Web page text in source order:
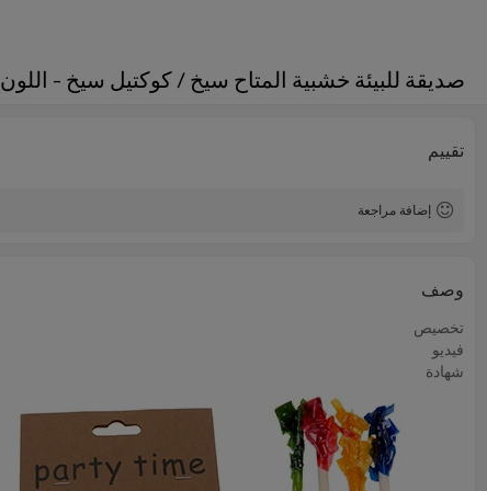
صديقة للبيئة خشبية المتاح سيخ / كوكتيل سيخ - اللون
تقييم
إضافة مراجعة
وصف
تخصيص
فيديو
شهادة